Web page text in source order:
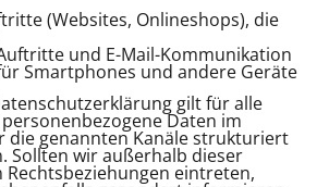
(Websites, Onlineshops), die
und E-Mail-Kommunikation
Smartphones und andere Geräte
gilt für alle
Daten im
die genannten Kanäle strukturiert
Sollten wir außerhalb dieser
Rechtsbeziehungen eintreten,